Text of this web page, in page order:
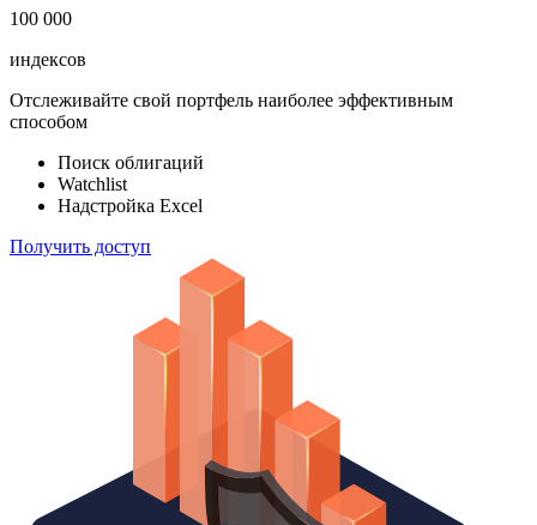
100 000
индексов
Отслеживайте свой портфель наиболее эффективным
способом
Поиск облигаций
Watchlist
Надстройка Excel
Получить доступ